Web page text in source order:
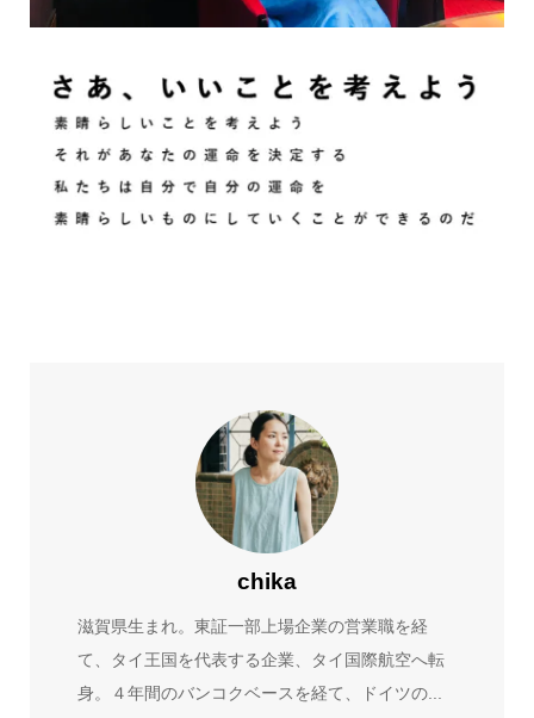
chika
滋賀県生まれ。東証一部上場企業の営業職を経
て、タイ王国を代表する企業、タイ国際航空へ転
身。４年間のバンコクベースを経て、ドイツの...